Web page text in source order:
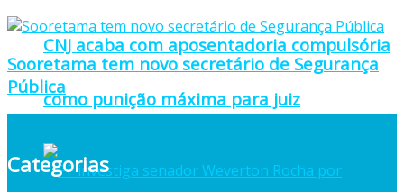
CNJ acaba com aposentadoria compulsória
como punição máxima para juiz
Sooretama tem novo secretário de Segurança
Pública
Categorias